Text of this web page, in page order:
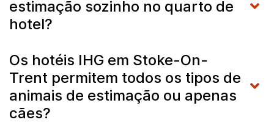
estimação sozinho no quarto de
hotel?
Os hotéis IHG em Stoke-On-
Trent permitem todos os tipos de
animais de estimação ou apenas
cães?